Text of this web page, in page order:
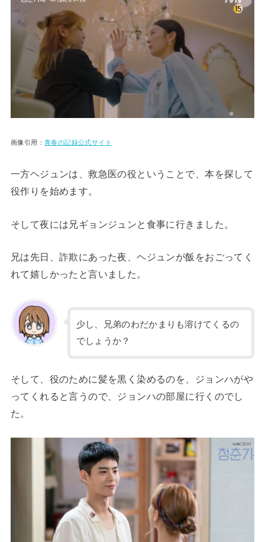
画像引用： 青春の記録公式サイト
一方ヘジュンは、救急医の役ということで、本を探して
役作りを始めます。
そして夜には兄ギョンジュンと食事に行きました。
兄は先日、詐欺にあった夜、ヘジュンが飯をおごってく
れて嬉しかったと言いました。
少し、兄弟のわだかまりも溶けてくるの
でしょうか？
そして、役のために髪を黒く染めるのを、ジョンハがや
ってくれると言うので、ジョンハの部屋に行くのでし
た。